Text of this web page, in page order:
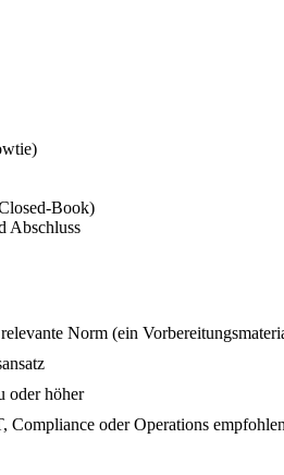
Book)
Abschluss
Norm (ein
oder höher
oder Operations empfohlen